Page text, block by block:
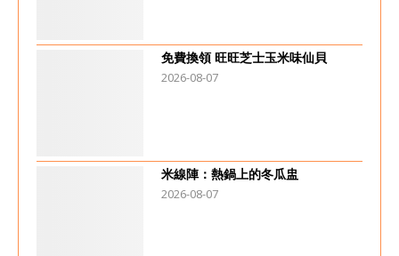
免費換領 旺旺芝士玉米味仙貝
2026-08-07
米線陣：熱鍋上的冬瓜盅
2026-08-07